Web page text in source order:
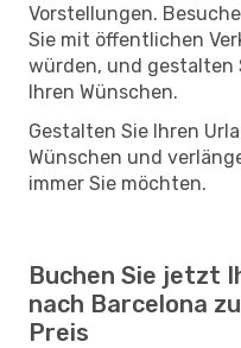
Vorstellungen.
Sie mit öffentlichen
würden, und gestalten
Ihren Wünschen.
Gestalten Sie Ihren
Wünschen und
immer Sie möchten.
Buchen Sie jetzt
nach Barcelona
Preis